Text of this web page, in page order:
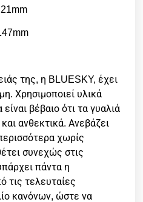
της, η BLUESKY, έχει
Χρησιμοποιεί υλικά
βέβαιο ότι τα γυαλιά
ανθεκτικά. Ανεβάζει
χωρίς
συνεχώς στις
πάντα η
τις τελευταίες
κανόνων, ώστε να